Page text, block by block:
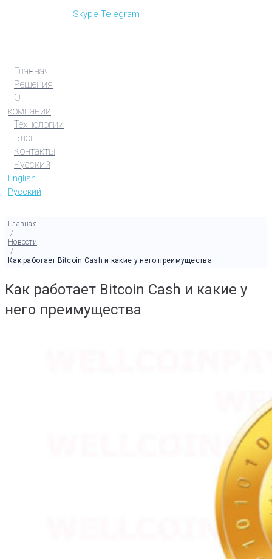
Skype Telegram
Главная
Решения
О
компании
Технологии
Блог
Контакты
Русский
English
Русский
Главная
/
Новости
/
Как работает Bitcoin Cash и какие у него преимущества
Как работает Bitcoin Cash и какие у
него преимущества